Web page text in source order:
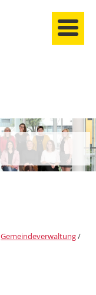
anmelden
Gemeindeverwaltung/